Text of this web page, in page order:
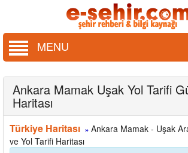
MENU
Ankara Mamak Uşak Yol Tarifi
Haritası
Türkiye Haritası » Ankara Mamak - Uşak
ve Yol Tarifi Haritası